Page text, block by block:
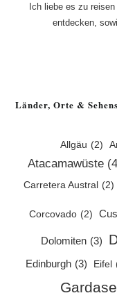
Ich liebe es zu
entdecken,
Länder, Orte &
Allgäu (2)
Atacamawüste
Carretera Austral (2)
Corcovado (2)
Dolomiten (3)
Edinburgh (3) Eifel